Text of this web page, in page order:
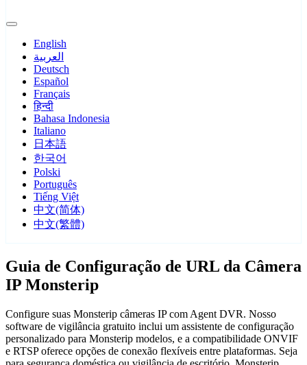
English
العربية
Deutsch
Español
Français
हिन्दी
Bahasa Indonesia
Italiano
日本語
한국어
Polski
Português
Tiếng Việt
中文(简体)
中文(繁體)
Guia de Configuração de URL da Câmera
IP Monsterip
Configure suas Monsterip câmeras IP com Agent DVR. Nosso
software de vigilância gratuito inclui um assistente de configuração
personalizado para Monsterip modelos, e a compatibilidade ONVIF
e RTSP oferece opções de conexão flexíveis entre plataformas. Seja